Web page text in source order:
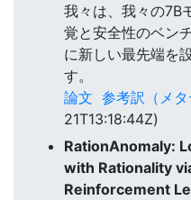
我々は、我々の7B
覚と安全性のベン
に新しい最先端を
す。
論文 参考訳（メタ
21T13:18:44Z)
RationAnomaly:
with Rationality
Reinforcement